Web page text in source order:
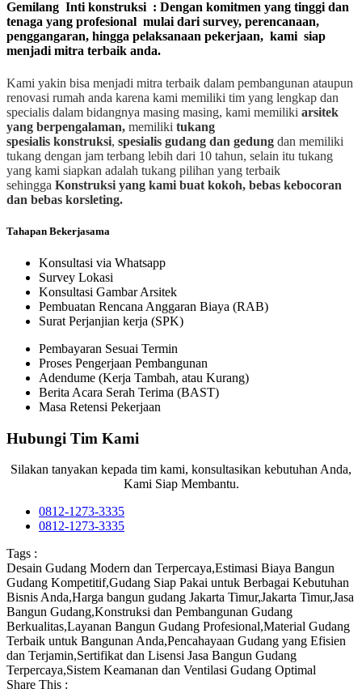
Gemilang Inti konstruksi : Dengan komitmen yang tinggi dan
tenaga yang profesional mulai dari survey, perencanaan,
penggangaran, hingga pelaksanaan pekerjaan, kami siap
menjadi mitra terbaik anda.
Kami yakin bisa menjadi mitra terbaik dalam pembangunan ataupun
renovasi rumah anda karena kami memiliki tim yang lengkap dan
specialis dalam bidangnya masing masing, kami memiliki arsitek
yang berpengalaman, memiliki tukang
spesialis konstruksi, spesialis gudang dan gedung dan memiliki
tukang dengan jam terbang lebih dari 10 tahun, selain itu tukang
yang kami siapkan adalah tukang pilihan yang terbaik
sehingga Konstruksi yang kami buat kokoh, bebas kebocoran
dan bebas korsleting.
Tahapan Bekerjasama
Konsultasi via Whatsapp
Survey Lokasi
Konsultasi Gambar Arsitek
Pembuatan Rencana Anggaran Biaya (RAB)
Surat Perjanjian kerja (SPK)
Pembayaran Sesuai Termin
Proses Pengerjaan Pembangunan
Adendume (Kerja Tambah, atau Kurang)
Berita Acara Serah Terima (BAST)
Masa Retensi Pekerjaan
Hubungi Tim Kami
Silakan tanyakan kepada tim kami, konsultasikan kebutuhan Anda,
Kami Siap Membantu.
0812-1273-3335
0812-1273-3335
Tags :
Desain Gudang Modern dan Terpercaya,Estimasi Biaya Bangun
Gudang Kompetitif,Gudang Siap Pakai untuk Berbagai Kebutuhan
Bisnis Anda,Harga bangun gudang Jakarta Timur,Jakarta Timur,Jasa
Bangun Gudang,Konstruksi dan Pembangunan Gudang
Berkualitas,Layanan Bangun Gudang Profesional,Material Gudang
Terbaik untuk Bangunan Anda,Pencahayaan Gudang yang Efisien
dan Terjamin,Sertifikat dan Lisensi Jasa Bangun Gudang
Terpercaya,Sistem Keamanan dan Ventilasi Gudang Optimal
Share This :